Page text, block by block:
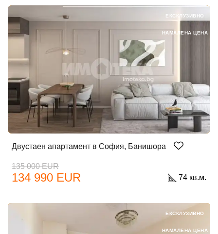
Двустаен апартамент в София, Банишора
135 000 EUR
134 990 EUR 74 кв.м.
ЕКСКЛУЗИВНО
НАМАЛЕНА ЦЕНА
ЕКСКЛУЗИВНО
НАМАЛЕНА ЦЕНА